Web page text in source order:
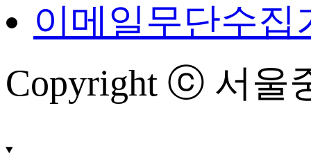
이메일무단수집
Copyright ⓒ 서울